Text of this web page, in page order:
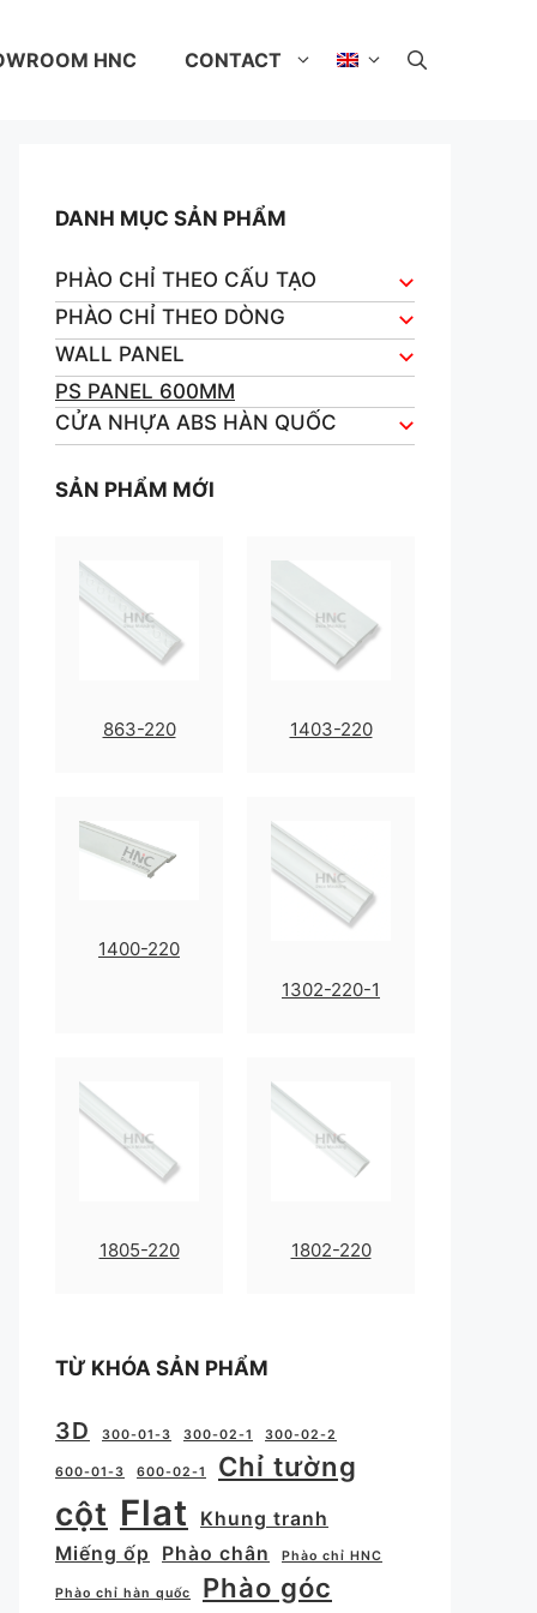
HNC CONTACT
DANH MỤC SẢN PHẨM
PHÀO CHỈ THEO CẤU TẠO
PHÀO CHỈ THEO DÒNG
WALL PANEL
PS PANEL 600MM
CỬA NHỰA ABS HÀN QUỐC
SẢN PHẨM MỚI
863-220 1403-220
1400-220
1302-220-1
1805-220 1802-220
TỪ KHÓA SẢN PHẨM
3D 300-01-3 300-02-1 300-02-2
600-01-3 600-02-1 Chỉ tường
cột Flat
Khung tranh
Miếng ốp
Phào chân Phào chỉ HNC
Phào chỉ hàn quốc Phào góc